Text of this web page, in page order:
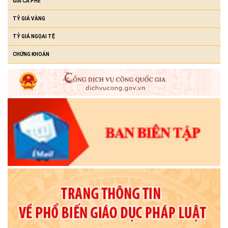
TỶ GIÁ VÀNG
TỶ GIÁ NGỌAI TỆ
CHỨNG KHOÁN